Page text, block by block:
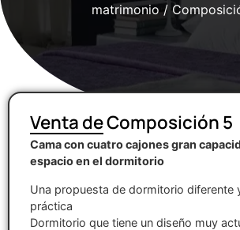
matrimonio/
Venta de Composición 5
Cama con cuatro cajones gran
espacio en el dormitorio
Una propuesta de dormitorio diferente
práctica
Dormitorio que tiene un diseño muy